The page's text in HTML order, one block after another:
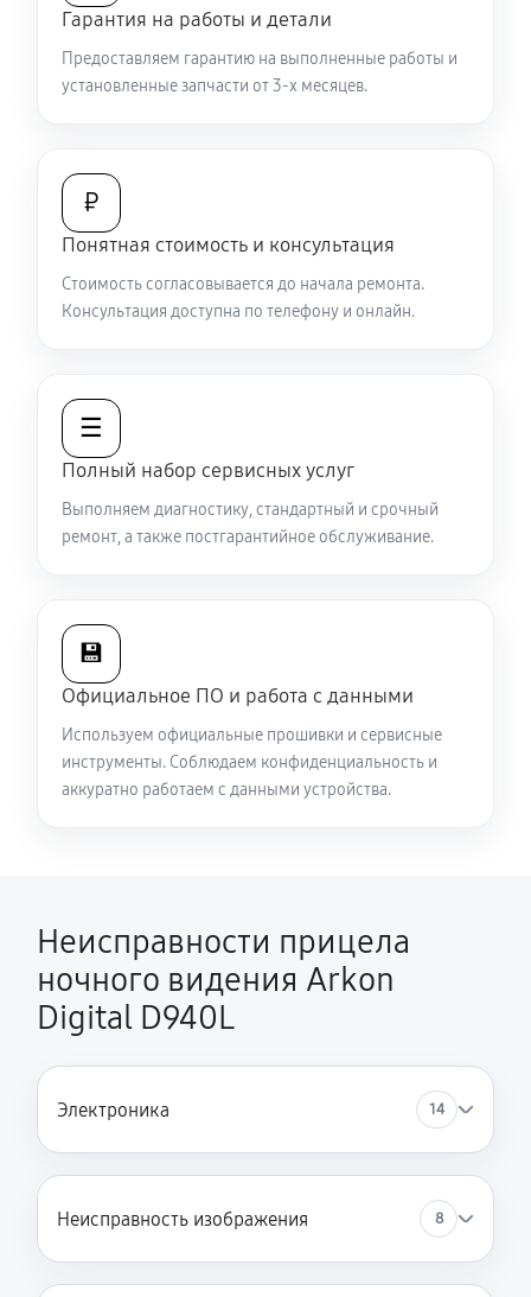
Замена шим контроллера
590 руб 60 минут
Ремонт капиллярной трубки
60 минут
Гарантия на работы и детали
Предоставляем гарантию на выполненные работы и
установленные запчасти от 3-х месяцев.
₽
Понятная стоимость и консультация
Стоимость согласовывается до начала ремонта.
Консультация доступна по телефону и онлайн.
☰
Полный набор сервисных услуг
Выполняем диагностику, стандартный и срочный
ремонт, а также постгарантийное обслуживание.
💾
Официальное ПО и работа с данными
Используем официальные прошивки и сервисные
инструменты. Соблюдаем конфиденциальность и
аккуратно работаем с данными устройства.
Неисправности прицела
ночного видения Arkon
Digital D940L
Электроника 14
Неисправность изображения 8